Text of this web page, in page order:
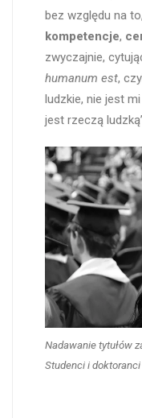
bez względu na
kompetencje,
zwyczajnie,
humanum est,
ludzkie, nie jest
jest rzeczą
Nadawanie tytułów
Studenci i